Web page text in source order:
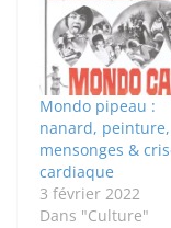
ont retenu mon
attention durant
semaines
Manquant
peu de méthode
de recension
systématique,
confiance dans ma
mémoire de bidet
slovaque), cette
Mondo pipeau :
nanard, peinture,
mensonges &
cardiaque
3 février 2022
Dans "Culture"